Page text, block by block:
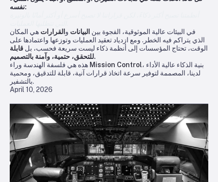
April 10, 2026
نفسه:
في البيئات عالية الموثوقية، الفجوة بين البيانات والقرارات هي المكان
الذي يتراكم فيه الخطر. ومع ازدياد تعقيد العمليات وتوزعها واعتمادها على
الوقت، تحتاج المؤسسات إلى أنظمة ذكاء ليست سريعة فحسب، بل قابلة
للتحقق، حتمية، وآمنة بالتصميم.
Mission Control، بنية الذكاء عالية الأداء
لدينا، المصممة لتوفير سرعة اتخاذ قرارات آنية، قابلة للتدقيق، ومحمية
بالتشفير.